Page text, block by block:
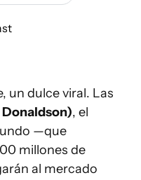
un dulce viral. Las
Donaldson), el
—que
millones de
al mercado